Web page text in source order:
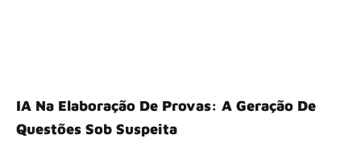
IA Na Elaboração De Provas: A Geração De
Questões Sob Suspeita